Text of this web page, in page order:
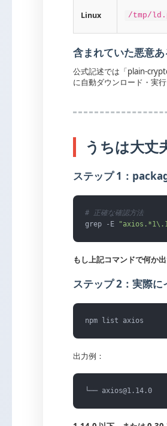
Linux /tmp/
含まれていた悪意
公式記述では「plain-
に自動ダウンロード・実行
うちは大丈
ステップ 1：
# 正確な確認方法
grep -E
もし上記コマンドで何か出
ステップ 2：実際
npm list axios
出力例：
└── axios@1.14.0